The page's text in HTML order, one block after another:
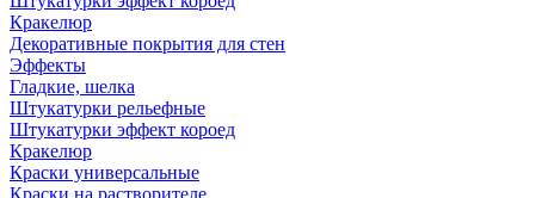
Кракелюр
Декоративные покрытия для стен
Эффекты
Гладкие, шелка
Штукатурки рельефные
Штукатурки эффект короед
Кракелюр
Краски универсальные
Краски на растворителе